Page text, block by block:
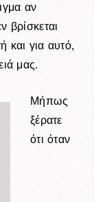
αν
βρίσκεται
και για αυτό,
μας.
Μήπως
ξέρατε
ότι όταν